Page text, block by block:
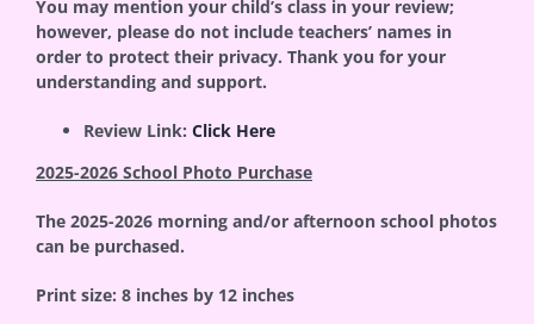
You may mention your child’s class in your review;
however, please do not include teachers’ names in
order to protect their privacy. Thank you for your
understanding and support.
Review Link: Click Here
2025-2026 School Photo Purchase
The 2025-2026 morning and/or afternoon school photos
can be purchased.
Print size: 8 inches by 12 inches